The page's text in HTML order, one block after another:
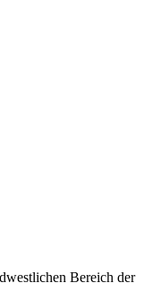
Bereich der